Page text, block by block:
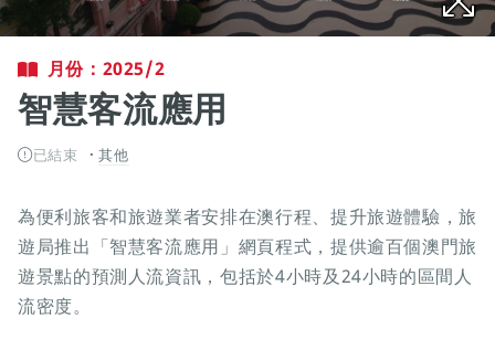
月份：2025/2
智慧客流應用
已結束 其他
為便利旅客和旅遊業者安排在澳行程、提升旅遊體驗，旅
遊局推出「智慧客流應用」網頁程式，提供逾百個澳門旅
遊景點的預測人流資訊，包括於4小時及24小時的區間人
流密度。